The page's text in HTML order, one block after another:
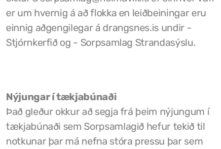
er um hvernig á að flokka en leiðbeiningar eru
einnig aðgengilegar á drangsnes.is undir -
Stjórnkerfið og - Sorpsamlag Strandasýslu.
Nýjungar í tækjabúnaði
Það gleður okkur að segja frá þeim nýjungum í
tækjabúnaði sem Sorpsamlagið hefur tekið til
notkunar þar má nefna stóra pressu þar sem
Sundlaugin á Drangsnesi
Gvendarlaug hins góða
Líkamsræktarstöð Drangsness
Verslunarfélag Drangsness
Samkomuhúsið Baldur
Veitingastaðir